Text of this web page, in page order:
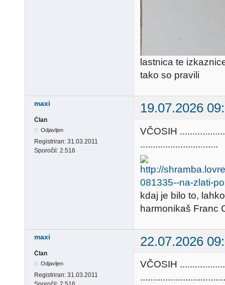
lastnica te
tako so pravili
maxi 19.07.2026
Član
Odjavljen
Registriran: 31.03.2011
Sporočil: 2.516
VČOSIH
...............................
kdaj je bilo to,
harmonikaš Franc
maxi 22.07.2026
Član
Odjavljen
Registriran: 31.03.2011
VČOSIH